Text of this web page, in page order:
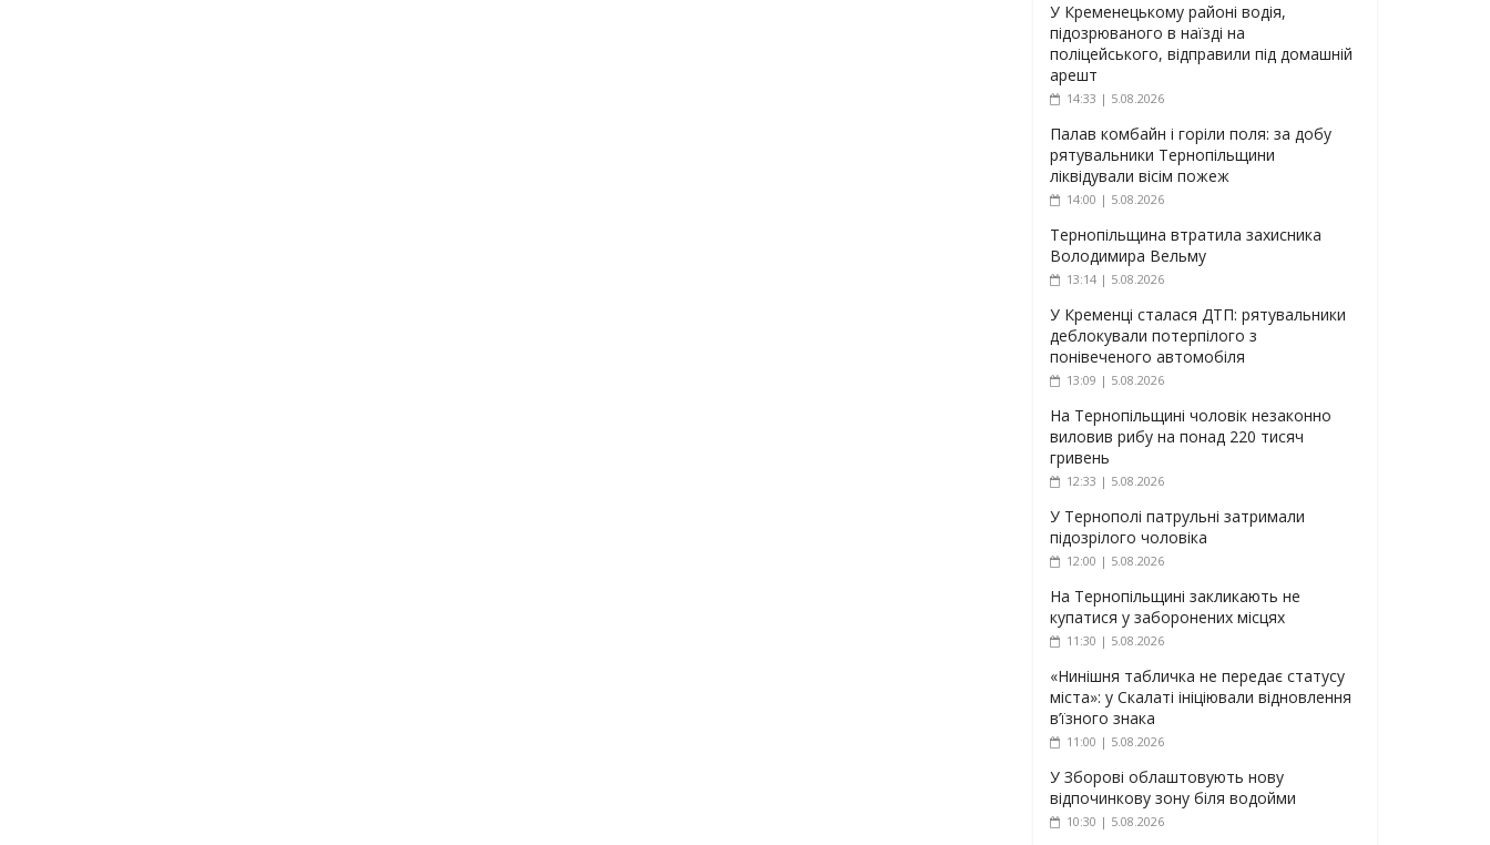
У Кременецькому районі водія,
підозрюваного в наїзді на
поліцейського, відправили під домашній
арешт
14:33 | 5.08.2026
Палав комбайн і горіли поля: за добу
рятувальники Тернопільщини
ліквідували вісім пожеж
14:00 | 5.08.2026
Тернопільщина втратила захисника
Володимира Вельму
13:14 | 5.08.2026
У Кременці сталася ДТП: рятувальники
деблокували потерпілого з
понівеченого автомобіля
13:09 | 5.08.2026
На Тернопільщині чоловік незаконно
виловив рибу на понад 220 тисяч
гривень
12:33 | 5.08.2026
У Тернополі патрульні затримали
підозрілого чоловіка
12:00 | 5.08.2026
На Тернопільщині закликають не
купатися у заборонених місцях
11:30 | 5.08.2026
«Нинішня табличка не передає статусу
міста»: у Скалаті ініціювали відновлення
в’їзного знака
11:00 | 5.08.2026
У Зборові облаштовують нову
відпочинкову зону біля водойми
10:30 | 5.08.2026